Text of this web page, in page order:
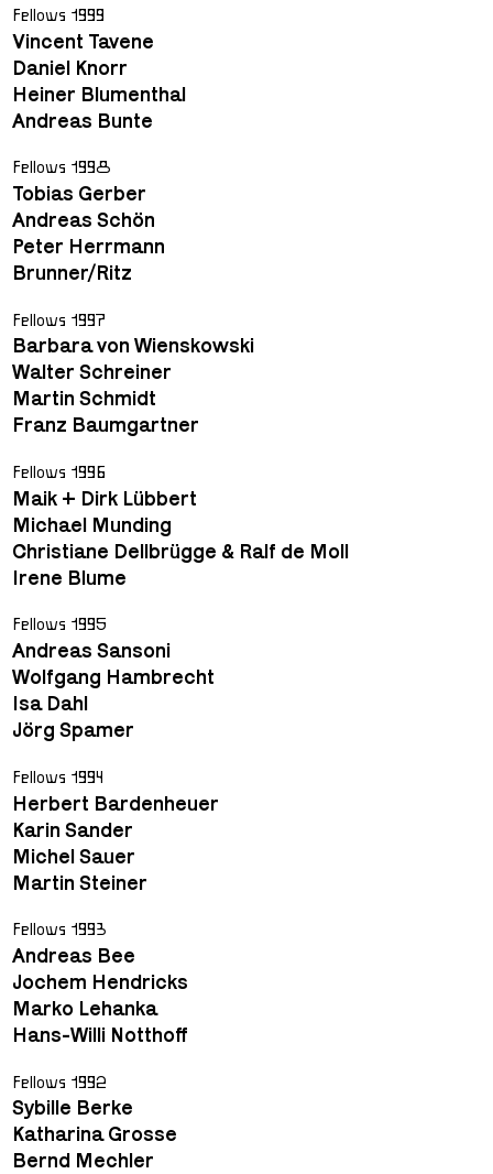
Fellows 1999
Vincent Tavene
Daniel Knorr
Heiner Blumenthal
Andreas Bunte
Fellows 1998
Tobias Gerber
Andreas Schön
Peter Herrmann
Brunner/Ritz
Fellows 1997
Barbara von Wienskowski
Walter Schreiner
Martin Schmidt
Franz Baumgartner
Fellows 1996
Maik + Dirk Lübbert
Michael Munding
Christiane Dellbrügge & Ralf de Moll
Irene Blume
Fellows 1995
Andreas Sansoni
Wolfgang Hambrecht
Isa Dahl
Jörg Spamer
Fellows 1994
Herbert Bardenheuer
Karin Sander
Michel Sauer
Martin Steiner
Fellows 1993
Andreas Bee
Jochem Hendricks
Marko Lehanka
Hans-Willi Notthoff
Fellows 1992
Sybille Berke
Katharina Grosse
Bernd Mechler